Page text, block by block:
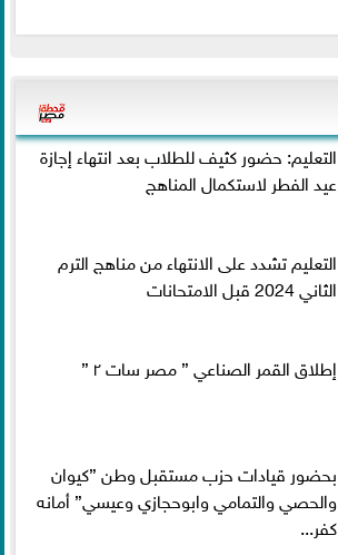
التعليم: حضور كثيف للطلاب بعد انتهاء إجازة
عيد الفطر لاستكمال المناهج
التعليم تشدد على الانتهاء من مناهج الترم
الثاني 2024 قبل الامتحانات
إطلاق القمر الصناعي ” مصر سات ٢ ”
بحضور قيادات حزب مستقبل وطن ”كيوان
والحصي والتمامي وابوحجازي وعيسي” أمانه
كفر...